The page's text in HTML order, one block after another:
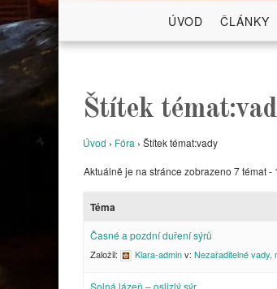
ÚVOD ČLÁNKY
Štítek
Úvod › Fóra › Štítek témat:vady
Aktuálně je na stránce zobrazeno 7 témat -
Téma
Časné a pozdní duření sýrů
Založil: Klara-adminv: Nezařaditelné vady,